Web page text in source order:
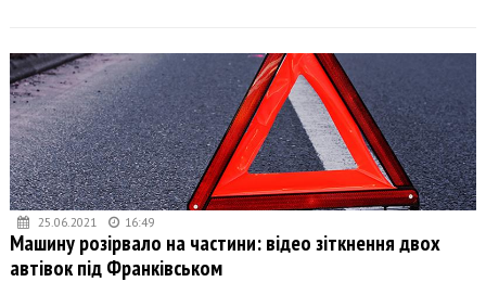
25.06.2021 16:49
Машину розірвало на частини: відео зіткнення двох
автівок під Франківськом